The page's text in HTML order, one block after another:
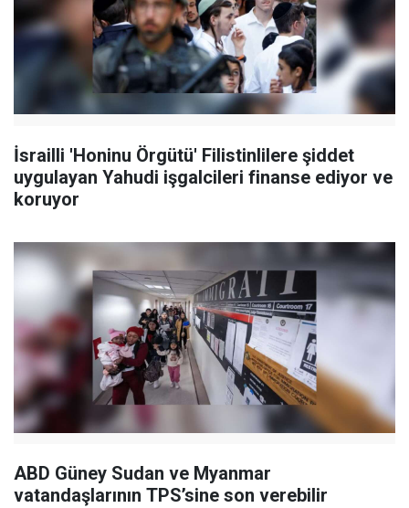
İsrailli 'Honinu Örgütü' Filistinlilere şiddet
uygulayan Yahudi işgalcileri finanse ediyor ve
koruyor
ABD Güney Sudan ve Myanmar
vatandaşlarının TPS’sine son verebilir